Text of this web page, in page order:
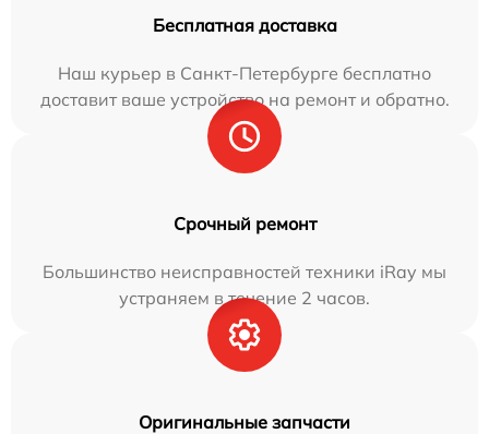
Бесплатная доставка
Наш курьер в Санкт-Петербурге бесплатно
доставит ваше устройство на ремонт и обратно.
Срочный ремонт
Большинство неисправностей техники iRay мы
устраняем в течение 2 часов.
Оригинальные запчасти